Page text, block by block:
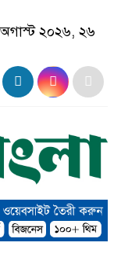
অগাস্ট ২০২৬, ২৬